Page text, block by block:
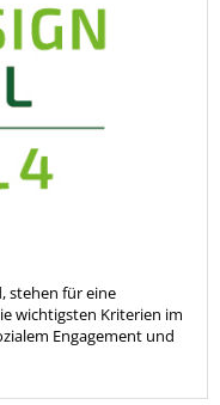
stehen für eine
wichtigsten Kriterien im
Engagement und